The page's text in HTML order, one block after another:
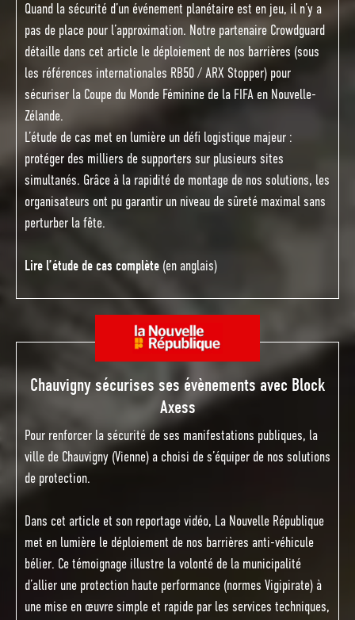
Quand la sécurité d’un événement planétaire est en jeu, il n’y a
pas de place pour l’approximation. Notre partenaire Crowdguard
détaille dans cet article le déploiement de nos barrières (sous
les références internationales RB50 / ARX Stopper) pour
sécuriser la Coupe du Monde Féminine de la FIFA en Nouvelle-
Zélande.
L’étude de cas met en lumière un défi logistique majeur :
protéger des milliers de supporters sur plusieurs sites
simultanés. Grâce à la rapidité de montage de nos solutions, les
organisateurs ont pu garantir un niveau de sûreté maximal sans
perturber la fête.
Lire l’étude de cas complète (en anglais)
Chauvigny sécurises ses évènements avec Block
Axess
Pour renforcer la sécurité de ses manifestations publiques, la
ville de Chauvigny (Vienne) a choisi de s’équiper de nos solutions
de protection.
Dans cet article et son reportage vidéo, La Nouvelle République
met en lumière le déploiement de nos barrières anti-véhicule
bélier. Ce témoignage illustre la volonté de la municipalité
d’allier une protection haute performance (normes Vigipirate) à
une mise en œuvre simple et rapide par les services techniques,